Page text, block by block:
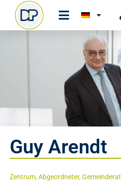
Guy Arendt
Zentrum, Abgeordneter, Gemeinderat